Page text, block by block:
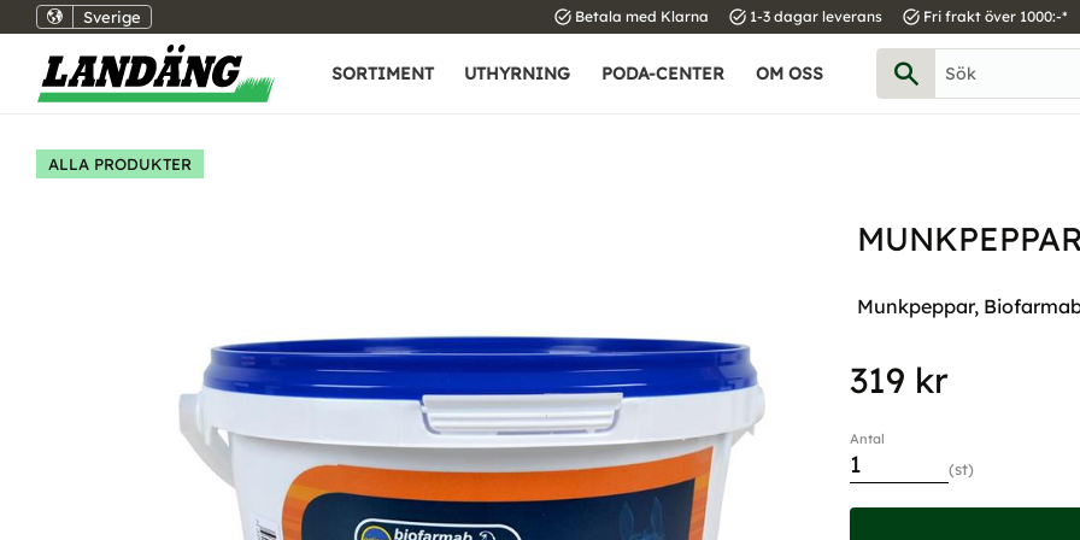
Sverige task_alt Betala med Klarna task_alt 1-3 dagar leverans task_alt Fri frakt över 1000:-*
SORTIMENT UTHYRNING PODA-CENTER OM OSS
ALLA PRODUKTER
Munkpeppar,
319 kr
Antal
st